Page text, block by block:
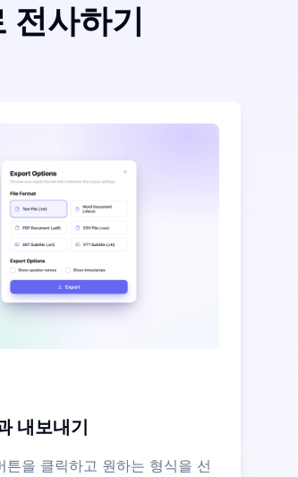
전사하기
내보내기
튼을 클릭하고 원하는 형식을 선